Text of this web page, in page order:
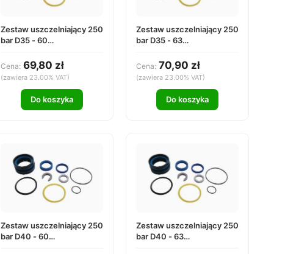
Zestaw uszczelniający 250
bar D35 - 60
Cena: 69,80 zł
(zawiera 23.00% VAT)
Do koszyka
Zestaw uszczelniający 250
bar D35 - 63
Cena: 70,90 zł
(zawiera 23.00% VAT)
Do koszyka
Zestaw uszczelniający 250
bar D40 - 60
Zestaw uszczelniający 250
bar D40 - 63